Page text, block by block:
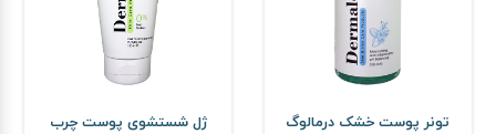
تونر پوست خشک درمالوگ ژل شستشوی پوست چرب